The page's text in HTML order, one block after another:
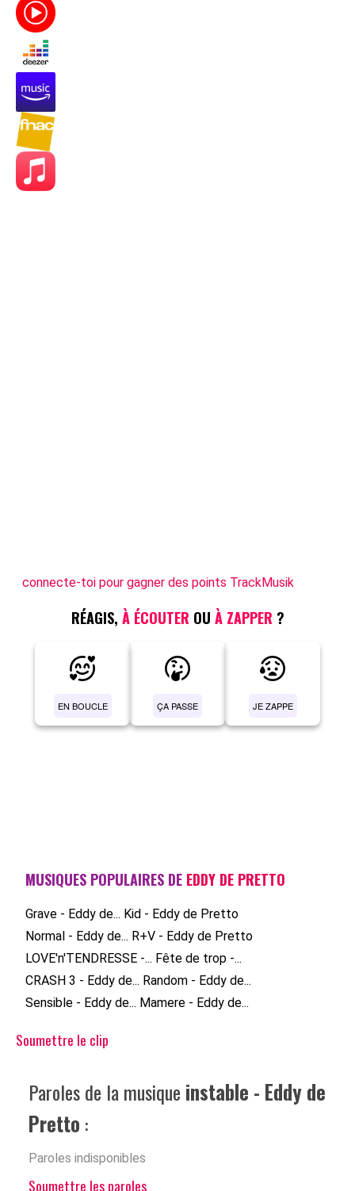
connecte-toi pour gagner des points TrackMusik
RÉAGIS, À ÉCOUTER OU À ZAPPER ?
EN BOUCLE ÇA PASSE JE ZAPPE
MUSIQUES POPULAIRES DE EDDY DE PRETTO
Grave - Eddy de... Kid - Eddy de Pretto
Normal - Eddy de... R+V - Eddy de Pretto
LOVE'n'TENDRESSE -... Fête de trop -...
CRASH 3 - Eddy de... Random - Eddy de...
Sensible - Eddy de... Mamere - Eddy de...
Soumettre le clip
Paroles de la musique instable - Eddy de
Pretto :
Paroles indisponibles
Soumettre les paroles